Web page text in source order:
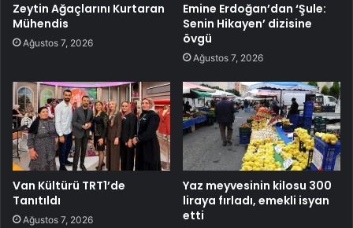
Zeytin Ağaçlarını Kurtaran
Mühendis
Ağustos 7, 2026
Emine Erdoğan’dan ‘Şule:
Senin Hikayen’ dizisine
övgü
Ağustos 7, 2026
Van Kültürü TRT1’de
Tanıtıldı
Ağustos 7, 2026
Yaz meyvesinin kilosu 300
liraya fırladı, emekli isyan
etti